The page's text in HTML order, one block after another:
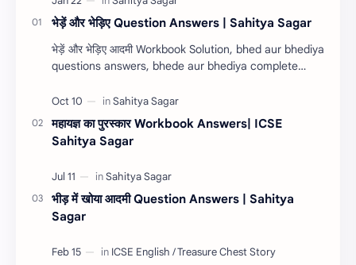
भेड़ें और भेड़िए Question Answers | Sahitya Sagar
भेड़ें और भेड़िए आदमी Workbook Solution, bhed aur bhediya
questions answers, bhede aur bhediya complete
महायज्ञ का पुरस्कार Workbook Answers| ICSE
Sahitya Sagar
भीड़ में खोया आदमी Question Answers | Sahitya
Sagar